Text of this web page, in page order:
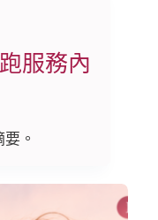
服務內
。